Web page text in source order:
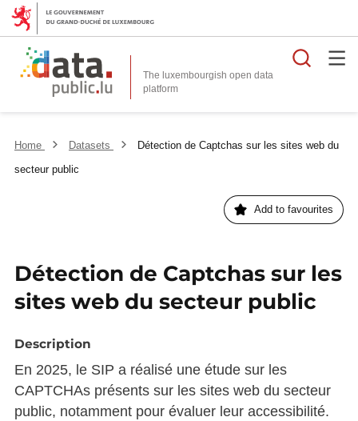
The luxembourgish open data
platform
Home Datasets
Détection de Captchas sur les sites web du
secteur public
Add to favourites
Détection de Captchas sur les
sites web du secteur public
Description
En 2025, le SIP a réalisé une étude sur les
CAPTCHAs présents sur les sites web du secteur
public, notamment pour évaluer leur accessibilité.